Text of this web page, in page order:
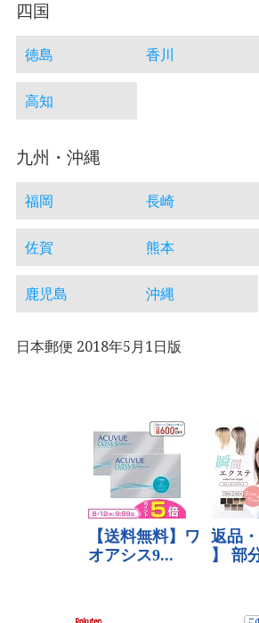
四国
徳島 香川
高知
九州・沖縄
福岡 長崎
佐賀 熊本
鹿児島 沖縄
日本郵便 2018年5月1日版